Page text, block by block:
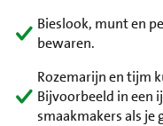
Bieslook, munt en
bewaren.
Rozemarijn en tijm
Bijvoorbeeld in een
smaakmakers als je